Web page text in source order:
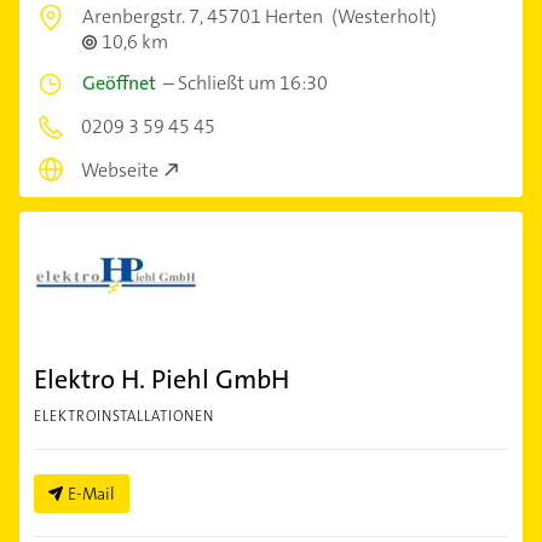
Arenbergstr. 7,45701 Herten (Westerholt)
10,6 km
Geöffnet –Schließt um 16:30
0209 3 59 45 45
Webseite
Elektro H. Piehl GmbH
ELEKTROINSTALLATIONEN
E-Mail